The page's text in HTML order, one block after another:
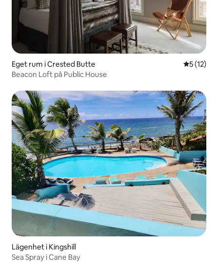
Eget rum i Crested Butte 5 av 5 i
5 (12)
Beacon Loft på Public House
Lägenhet i Kingshill
Sea Spray i Cane Bay